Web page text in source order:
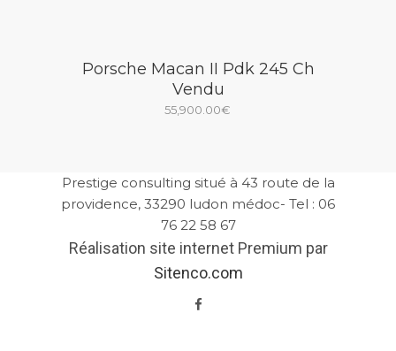
Porsche Macan II Pdk 245 Ch
Vendu
55,900.00€
Prestige consulting situé à 43 route de la
providence, 33290 ludon médoc- Tel : 06
76 22 58 67
Réalisation site internet Premium par
Sitenco.com